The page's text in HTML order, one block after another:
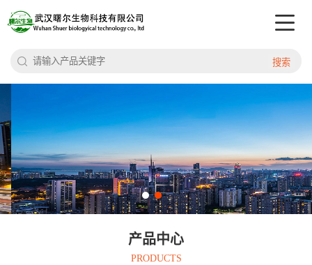
搜索
产品中心
PRODUCTS